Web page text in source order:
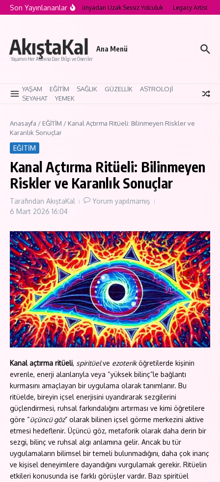
İçeriğe atla
Son Yayınlananlar
Saklı Köyleri: Modern Dünyadan Uzak Sessiz Yolculuk Legacy Artist
AkıştaKal
Yaşamın Her Alanına Dair Bilgi ve Öneriler
Ana Menü
YAŞAM EĞİTİM SAĞLIK GÜZELLİK
ASTROLOJİ
SEYAHAT
YEMEK
Anasayfa / EĞİTİM / Kanal Açtırma Ritüeli: Bilinmeyen Riskler ve
Karanlık Sonuçlar
EĞİTİM
Kanal Açtırma Ritüeli: Bilinmeyen
Riskler ve Karanlık Sonuçlar
Tarafından AkıştaKal
Yorum yapılmamış
6 Mart 2026 16:04
Kanal açtırma ritüeli, spiritüelve ezoteriköğretilerde kişinin
evrenle, enerji alanlarıyla veya “yüksek bilinç”le bağlantı
kurmasını amaçlayan bir uygulama olarak tanımlanır. Bu
ritüelde, bireyin içsel enerjisini uyandırarak sezgilerini
güçlendirmesi, ruhsal farkındalığını artırması ve kimi öğretilere
göre “üçüncü göz” olarak bilinen içsel görme merkezini aktive
etmesi hedeflenir. Üçüncü göz, metaforik olarak daha derin bir
sezgi, bilinç ve ruhsal algı anlamına gelir. Ancak bu tür
uygulamaların bilimsel bir temeli bulunmadığını, daha çok inanç
ve kişisel deneyimlere dayandığını vurgulamak gerekir. Ritüelin
etkileri konusunda ise farklı görüşler vardır. Bazı spiritüel